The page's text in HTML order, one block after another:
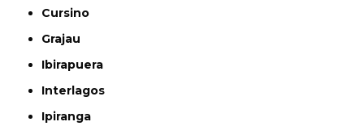
Cursino
Grajau
Ibirapuera
Interlagos
Ipiranga